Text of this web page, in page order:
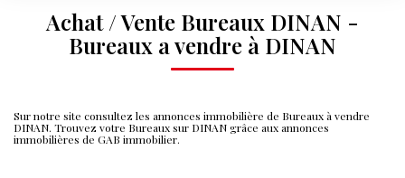
SYNDIC
GESTION
Sélectionnez...
Type de bien
Surface min
Créer une alerte
Achat / Vente Bureaux DINAN -
Bureaux a vendre à DINAN
Sur notre site consultez les annonces immobilière de Bureaux à vendre
DINAN. Trouvez votre Bureaux sur DINAN grâce aux annonces
immobilières de GAB immobilier.